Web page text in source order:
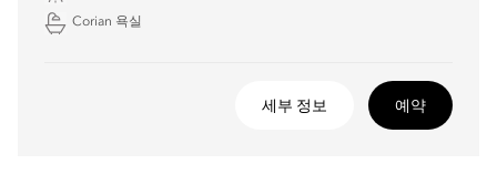
Corian 욕실
세부 정보 예약